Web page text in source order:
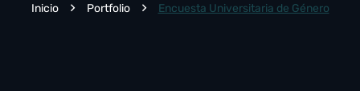
Inicio Portfolio Encuesta Universitaria de Género